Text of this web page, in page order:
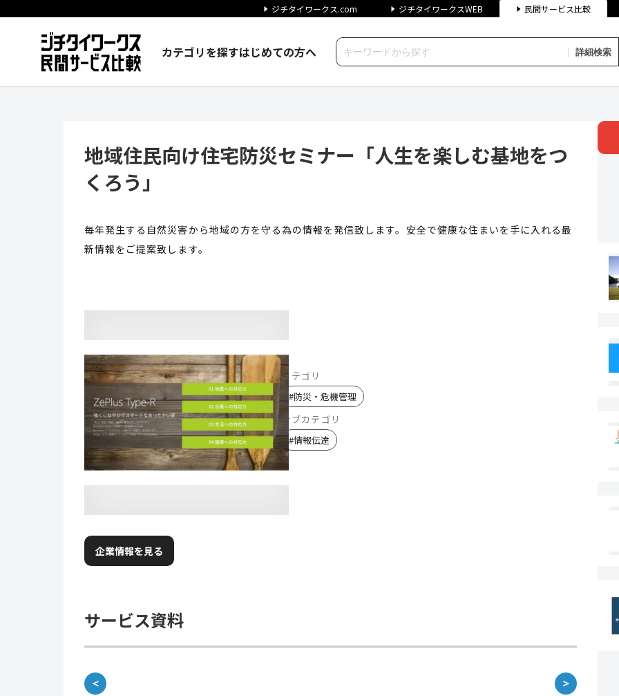
ジチタイワークス.com ジチタイワークスWEB 民間サービス比較
カテゴリを探すはじめての方へ 詳細検索
地域住民向け住宅防災セミナー「人生を楽しむ基地をつ
くろう」
毎年発生する自然災害から地域の方を守る為の情報を発信致します。安全で健康な住まいを手に入れる最
新情報をご提案致します。
カテゴリ
#防災・危機管理
サブカテゴリ
#情報伝達
企業情報を見る
サービス資料
＜ ＞